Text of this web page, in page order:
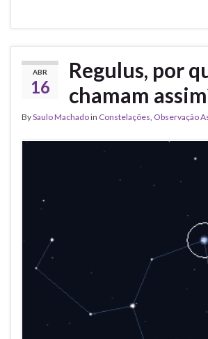
ABR
16
Regulus, por
chamam
BySaulo Machadoin Constelações Observação